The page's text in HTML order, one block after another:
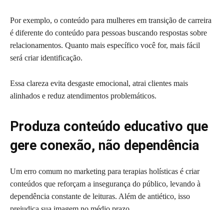
Por exemplo, o conteúdo para mulheres em transição de carreira
é diferente do conteúdo para pessoas buscando respostas sobre
relacionamentos. Quanto mais específico você for, mais fácil
será criar identificação.
Essa clareza evita desgaste emocional, atrai clientes mais
alinhados e reduz atendimentos problemáticos.
Produza conteúdo educativo que
gere conexão, não dependência
Um erro comum no marketing para terapias holísticas é criar
conteúdos que reforçam a insegurança do público, levando à
dependência constante de leituras. Além de antiético, isso